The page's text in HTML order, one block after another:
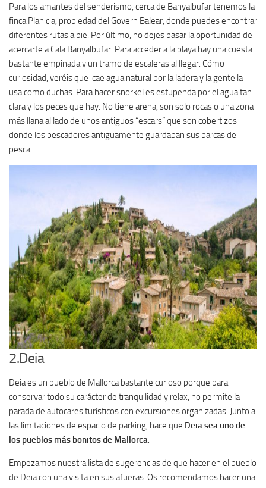
Para los amantes del senderismo, cerca de Banyalbufar tenemos la
finca Planicia, propiedad del Govern Balear, donde puedes encontrar
diferentes rutas a pie. Por último, no dejes pasar la oportunidad de
acercarte a Cala Banyalbufar. Para acceder a la playa hay una cuesta
bastante empinada y un tramo de escaleras al llegar. Cómo
curiosidad, veréis que cae agua natural por la ladera y la gente la
usa como duchas. Para hacer snorkel es estupenda por el agua tan
clara y los peces que hay. No tiene arena, son solo rocas o una zona
más llana al lado de unos antiguos “escars” que son cobertizos
donde los pescadores antiguamente guardaban sus barcas de
pesca.
2.Deia
Deia es un pueblo de Mallorca bastante curioso porque para
conservar todo su carácter de tranquilidad y relax, no permite la
parada de autocares turísticos con excursiones organizadas. Junto a
las limitaciones de espacio de parking, hace que Deia sea uno de
los pueblos más bonitos de Mallorca
Empezamos nuestra lista de sugerencias de que hacer en el pueblo
de Deia con una visita en sus afueras. Os recomendamos hacer una